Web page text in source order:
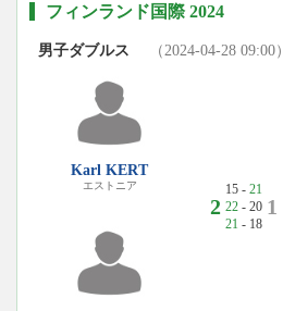
フィンランド国際 2024
男子ダブルス （2024-04-28 09:00）
Karl KERT
エストニア
2
15 - 21
22- 20
21 - 18
1